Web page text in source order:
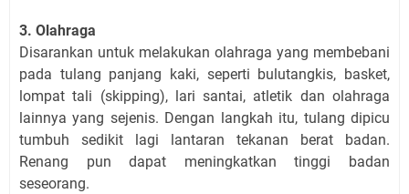
3. Olahraga
Disarankan untuk melakukan olahraga yang membebani
pada tulang panjang kaki, seperti bulutangkis, basket,
lompat tali (skipping), lari santai, atletik dan olahraga
lainnya yang sejenis. Dengan langkah itu, tulang dipicu
tumbuh sedikit lagi lantaran tekanan berat badan.
Renang pun dapat meningkatkan tinggi badan
seseorang.